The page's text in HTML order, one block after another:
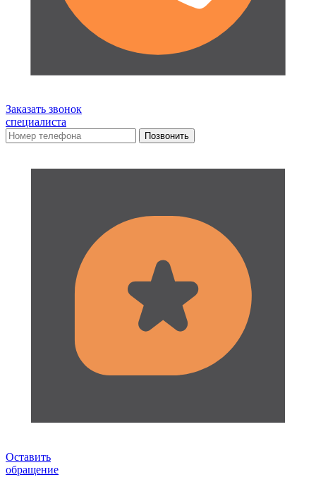
Заказать звонок
специалиста
Оставить
обращение